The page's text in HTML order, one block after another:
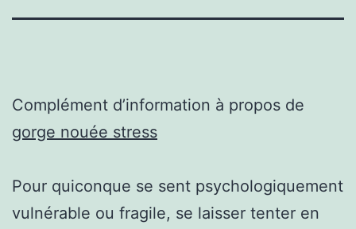
Complément d’information à propos de
gorge nouée stress
Pour quiconque se sent psychologiquement
vulnérable ou fragile, se laisser tenter en